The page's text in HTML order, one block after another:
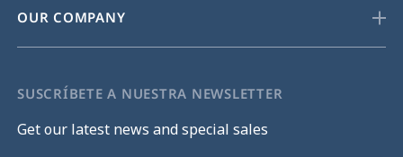
OUR COMPANY
SUSCRÍBETE A NUESTRA NEWSLETTER
Get our latest news and special sales